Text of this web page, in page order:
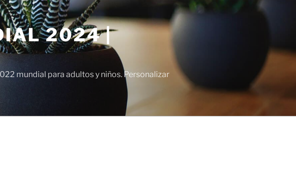
2024 |
mundial para adultos y niños. Personalizar